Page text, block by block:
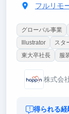
フルリモ
グローバル事業
Illustrator
スタ
東大卒社長
服
株式会
得られる